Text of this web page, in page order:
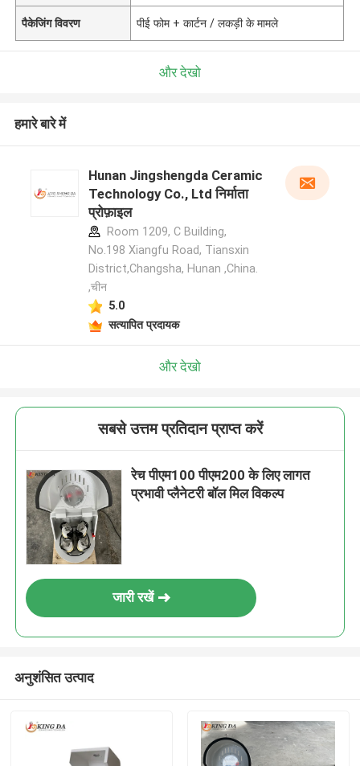
पैकेजिंग विवरण पीई फोम + कार्टन / लकड़ी के मामले
और देखो
हमारे बारे में
Hunan Jingshengda Ceramic
Technology Co., Ltd निर्माता
प्रोफ़ाइल
Room 1209, C Building,
No.198 Xiangfu Road, Tiansxin
District,Changsha, Hunan ,China.
,चीन
5.0
सत्यापित प्रदायक
और देखो
सबसे उत्तम प्रतिदान प्राप्त करें
रेच पीएम100 पीएम200 के लिए लागत
प्रभावी प्लैनेटरी बॉल मिल विकल्प
जारी रखें
अनुशंसित उत्पाद